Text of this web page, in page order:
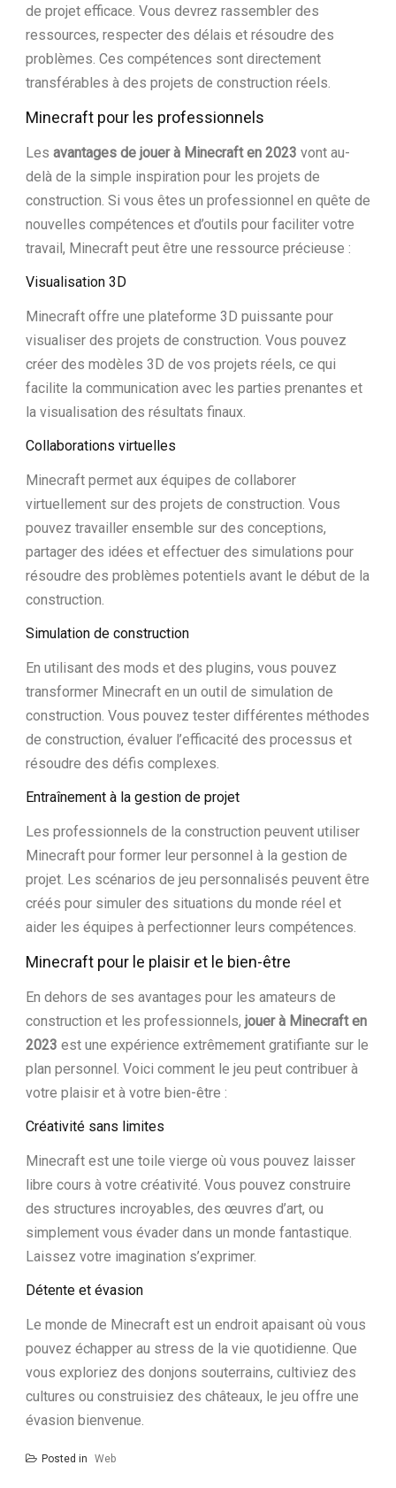
de projet efficace. Vous devrez rassembler des
ressources, respecter des délais et résoudre des
problèmes. Ces compétences sont directement
transférables à des projets de construction réels.
Minecraft pour les professionnels
Les avantages de jouer à Minecraft en 2023 vont au-
delà de la simple inspiration pour les projets de
construction. Si vous êtes un professionnel en quête de
nouvelles compétences et d’outils pour faciliter votre
travail, Minecraft peut être une ressource précieuse :
Visualisation 3D
Minecraft offre une plateforme 3D puissante pour
visualiser des projets de construction. Vous pouvez
créer des modèles 3D de vos projets réels, ce qui
facilite la communication avec les parties prenantes et
la visualisation des résultats finaux.
Collaborations virtuelles
Minecraft permet aux équipes de collaborer
virtuellement sur des projets de construction. Vous
pouvez travailler ensemble sur des conceptions,
partager des idées et effectuer des simulations pour
résoudre des problèmes potentiels avant le début de la
construction.
Simulation de construction
En utilisant des mods et des plugins, vous pouvez
transformer Minecraft en un outil de simulation de
construction. Vous pouvez tester différentes méthodes
de construction, évaluer l’efficacité des processus et
résoudre des défis complexes.
Entraînement à la gestion de projet
Les professionnels de la construction peuvent utiliser
Minecraft pour former leur personnel à la gestion de
projet. Les scénarios de jeu personnalisés peuvent être
créés pour simuler des situations du monde réel et
aider les équipes à perfectionner leurs compétences.
Minecraft pour le plaisir et le bien-être
En dehors de ses avantages pour les amateurs de
construction et les professionnels, jouer à Minecraft en
2023 est une expérience extrêmement gratifiante sur le
plan personnel. Voici comment le jeu peut contribuer à
votre plaisir et à votre bien-être :
Créativité sans limites
Minecraft est une toile vierge où vous pouvez laisser
libre cours à votre créativité. Vous pouvez construire
des structures incroyables, des œuvres d’art, ou
simplement vous évader dans un monde fantastique.
Laissez votre imagination s’exprimer.
Détente et évasion
Le monde de Minecraft est un endroit apaisant où vous
pouvez échapper au stress de la vie quotidienne. Que
vous exploriez des donjons souterrains, cultiviez des
cultures ou construisiez des châteaux, le jeu offre une
évasion bienvenue.
Posted in Web